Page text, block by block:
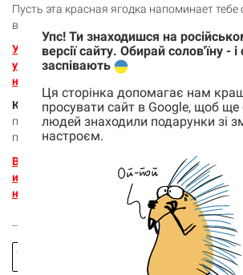
Пусть эта красная ягодка напоминает тебе
вдохновляет и одновременно бережно
Укажи модель устройства в комментарии к
уже через 3-5 дней в твоих руках будет
накладка-чехол, который мы сделали
Как определить правильную модель
посмотреть на заднюю часть корпуса
посмотреть там номер модели (А****).
Внимательно указывай модель, ведь чехол
изготовляется специально для тебя,
не предусмотрен.
Спросить
про товар
Упс! Ти знаходишся на
версії сайту. Обирай солов'їну -
заспівають
Ця сторінка допомагає нам
просувати сайт в Google, щоб ще
людей знаходили подарунки зі
настроєм.
Корзина 0 товары
Корзина